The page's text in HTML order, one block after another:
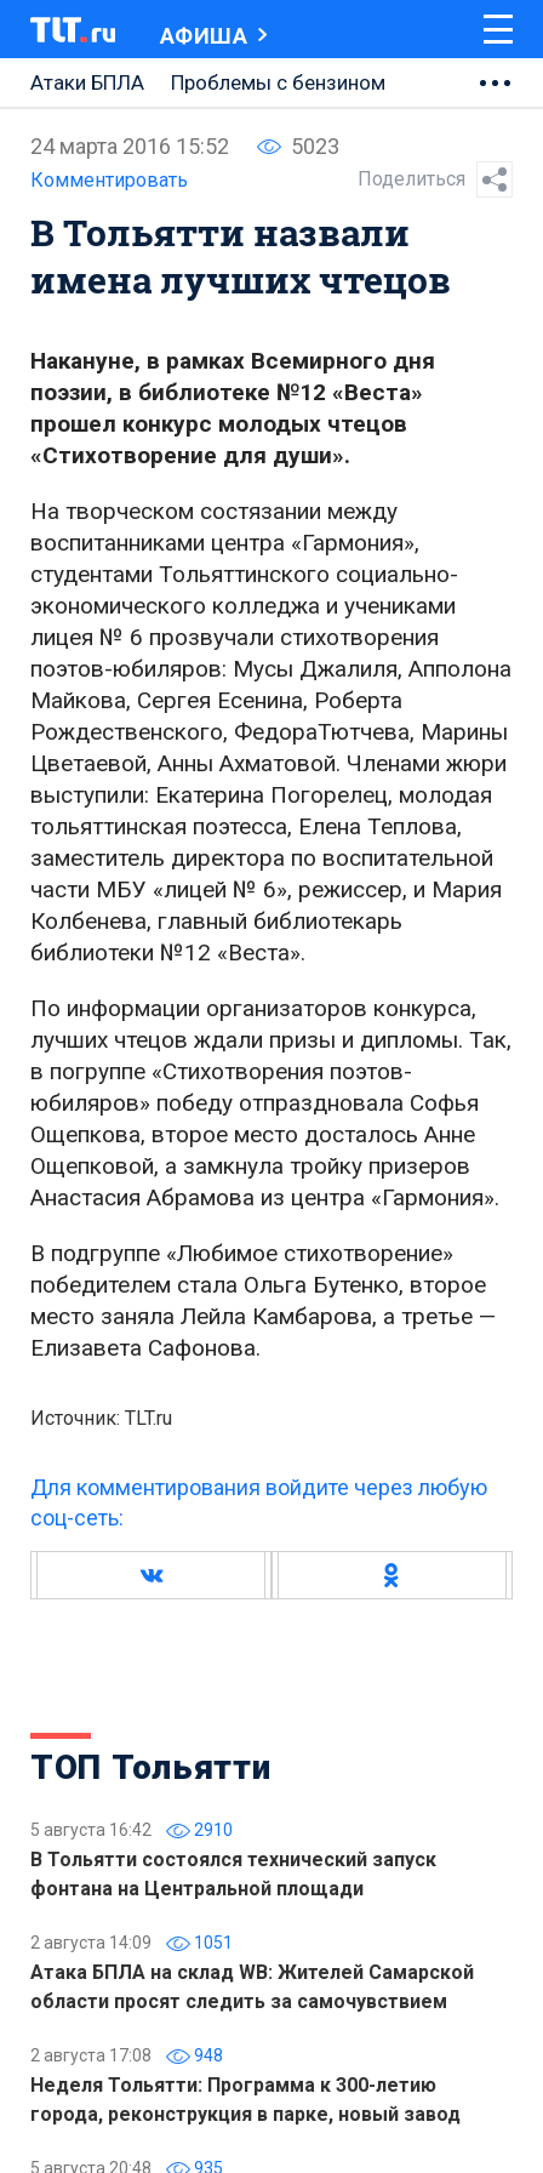
АФИША
Атаки БПЛА
Проблемы с бензином
Ремонт Центральной площади
Ремонт Обводного шоссе
Набережная Тольятти
24 марта 2016 15:52 5023
Комментировать Поделиться
В Тольятти назвали
имена лучших чтецов
Накануне, в рамках Всемирного дня
поэзии, в библиотеке №12 «Веста»
прошел конкурс молодых чтецов
«Стихотворение для души».
На творческом состязании между
воспитанниками центра «Гармония»,
студентами Тольяттинского социально-
экономического колледжа и учениками
лицея № 6 прозвучали стихотворения
поэтов-юбиляров: Мусы Джалиля, Апполона
Майкова, Сергея Есенина, Роберта
Рождественского, ФедораТютчева, Марины
Цветаевой, Анны Ахматовой. Членами жюри
выступили: Екатерина Погорелец, молодая
тольяттинская поэтесса, Елена Теплова,
заместитель директора по воспитательной
части МБУ «лицей № 6», режиссер, и Мария
Колбенева, главный библиотекарь
библиотеки №12 «Веста».
По информации организаторов конкурса,
лучших чтецов ждали призы и дипломы. Так,
в погруппе «Стихотворения поэтов-
юбиляров» победу отпраздновала Софья
Ощепкова, второе место досталось Анне
Ощепковой, а замкнула тройку призеров
Анастасия Абрамова из центра «Гармония».
В подгруппе «Любимое стихотворение»
победителем стала Ольга Бутенко, второе
место заняла Лейла Камбарова, а третье —
Елизавета Сафонова.
Источник: TLT.ru
Для комментирования войдите через любую
соц-сеть:
ТОП Тольятти
5 августа 16:42 2910
В Тольятти состоялся технический запуск
фонтана на Центральной площади
2 августа 14:09 1051
Атака БПЛА на склад WB: Жителей Самарской
области просят следить за самочувствием
2 августа 17:08 948
Неделя Тольятти: Программа к 300-летию
города, реконструкция в парке, новый завод
5 августа 20:48 935